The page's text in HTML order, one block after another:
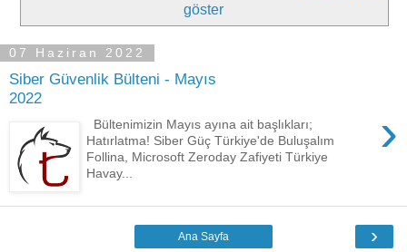
göster
07 Haziran 2022
Siber Güvenlik Bülteni - Mayıs
2022
›
Bültenimizin Mayıs ayına ait başlıkları;
Hatırlatma! Siber Güç Türkiye'de Buluşalım
Follina, Microsoft Zeroday Zafiyeti Türkiye
Havay...
›
Ana Sayfa